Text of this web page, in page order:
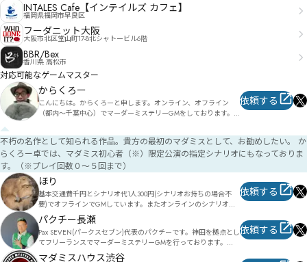
INTALES Cafe【インテイルズ カフェ】
福岡県福岡市早良区
フーダニット大阪
大阪市北区堂山町17-8北シャトービル6階
BBR/Bex
香川県 高松市
対応可能なゲームマスター
からくろー
こんにちは。からくろーと申します。オンライン、オフライン
（都内～千葉中心）でマーダーミステリーGMをしております。
ボードゲーム会の主催経験を活かして、ストレスがなく没入感の
高い物語体験を提供いたします。開催形式：からくろー卓では、
参加者募集を先行し、人数が揃い次第、日程を後追いで擦り合わ
せて決めるという方式を取っております。やってみたいけど人数
が揃わない、日程の調整が大変…という方には特におすすめで
す！もちろん貸切・半貸切も可能です。取り扱い作品：十月、黄
昏、迷宮都市／魔法学園パープルバビロン／サイキック免許更新
センターへようこそ／バベルの末裔／ドクター・テラスの秘密の
実験／山荘「駒ヶ岳」殺人事件／エイダ／星空/荒廃のマリス／
セーラー服は云う／ラストツアー／この慟哭は届かない／四人の
令嬢と執事たち／フェイクドナー／Jazzy ■ Twipla　※不定期で
オープン募集もしていますhttps://twipla.jp/users/callowcrow
依頼する
不朽の名作として知られる作品。貴方の最初のマダミスとして、お勧めしたい。 か
らくろー卓では、マダミス初心者（※）限定公演の指定シナリオにもなっておりま
す。（※プレイ回数０～５回まで）
ほり
基本交通費千円とシナリオ代1人300円(シナリオお持ちの場合不
要)でオフラインでGMしています。またオンラインのシナリオを
許可を得てオフライン版にしたりもしています。やってみたいシ
ナリオがありましたら、ご相談ください。
実績:
マダミス制作:やらかし勇者(シナリオ、デザイン担当)
依頼する
パクチー長瀬
Pax SEVEN(パークスセブン)代表のパクチーです。神田を拠点とし
てフリーランスでマーダーミステリーGMを行っております。
皆様の「一生に一度の体験」をより良い体験にするお手伝いをさ
依頼する
マダミスハウス渋谷